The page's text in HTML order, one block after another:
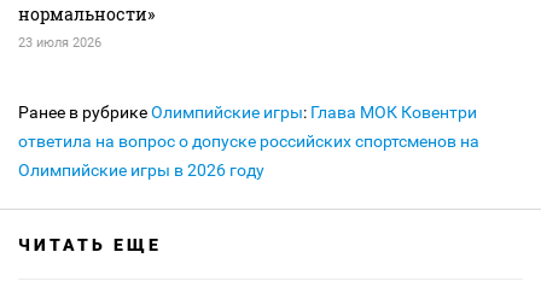
нормальности»
23 июля 2026
Ранее в рубрикеОлимпийские игры: Глава МОК Ковентри
ответила на вопрос о допуске российских спортсменов на
Олимпийские игры в 2026 году
ЧИТАТЬ ЕЩЕ